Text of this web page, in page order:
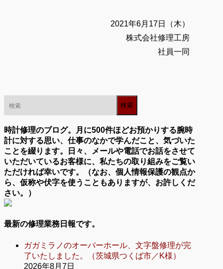
2021年6月17日（木）
株式会社修理工房
社員一同
時計修理のブログ。月に500件ほどお預かりする腕時
計に対する思い、仕事のなかで学んだこと、気づいた
ことを綴ります。日々、メールや電話でお話をさせて
いただいているお客様に、私たちの取り組みをご覧い
ただければ幸いです。（なお、個人情報保護の観点か
ら、仮称や伏字を使うこともありますが、お許しくだ
さい。）
最新の修理業務日報です。
ガガミラノのオーバーホール、文字盤修理が完
了いたしました。（茨城県つくば市／K様）
2026年8月7日